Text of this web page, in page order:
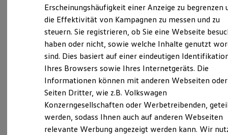
Sicherheit
Garantie und Lebensdauer
Nachhaltigkeit
Technologie
Kosten und Kauf
Verbrauchskosten
Kaufoptionen
E-Auto-Förderung
Software und Konnektivität
ID. Software Versionen und Updates
Digitale Extras
Schnittstellen zu Ihrem ID.
Hybridautos
Marke und Erlebnis
Tullastraße 82, 79108 Freiburg
info.freiburg@grafhardenberg.de
+49 761 510460
Montag -Freitag 08:00-18:00 Uhr
Samstag
08:00-12:30 Uhr
Sonntag
Geschlossen
Erscheinungshäufigkeit einer Anzeige zu begrenzen
die Effektivität von Kampagnen zu messen und zu
steuern. Sie registrieren, ob Sie eine Webseite
haben oder nicht, sowie welche Inhalte genutzt
sind. Dies basiert auf einer eindeutigen
Ihres Browsers sowie Ihres Internetgeräts. Die
Informationen können mit anderen Webseiten oder
Seiten Dritter, wie z.B. Volkswagen
Konzerngesellschaften oder Werbetreibenden,
werden, sodass Ihnen auch auf anderen Webseiten
relevante Werbung angezeigt werden kann. Wir